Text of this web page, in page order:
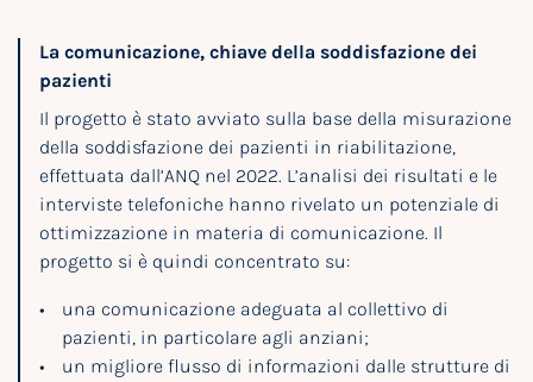
La comunicazione, chiave della soddisfazione dei
pazienti
Il progetto è stato avviato sulla base della misurazione
della soddisfazione dei pazienti in riabilitazione,
effettuata dall’ANQ nel 2022. L’analisi dei risultati e le
interviste telefoniche hanno rivelato un potenziale di
ottimizzazione in materia di comunicazione. Il
progetto si è quindi concentrato su:
una comunicazione adeguata al collettivo di
pazienti, in particolare agli anziani;
un migliore flusso di informazioni dalle strutture di